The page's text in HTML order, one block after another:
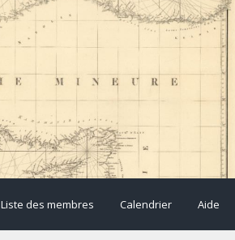
Liste des membres Calendrier Aide